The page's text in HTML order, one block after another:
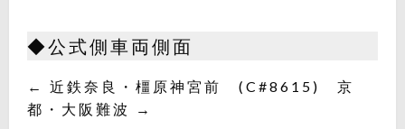
◆公式側車両側面
← 近鉄奈良・橿原神宮前 (C#8615) 京
都・大阪難波 →